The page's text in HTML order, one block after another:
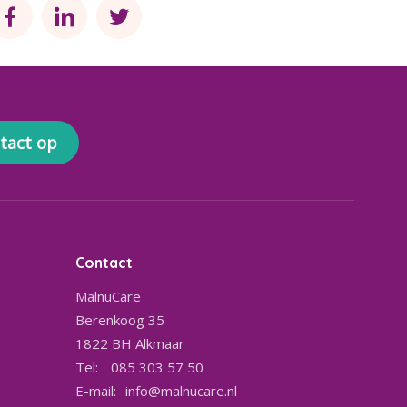
op
Contact
MalnuCare
Berenkoog 35
1822 BH Alkmaar
Tel:
085 303 57 50
E-mail: info@malnucare.nl